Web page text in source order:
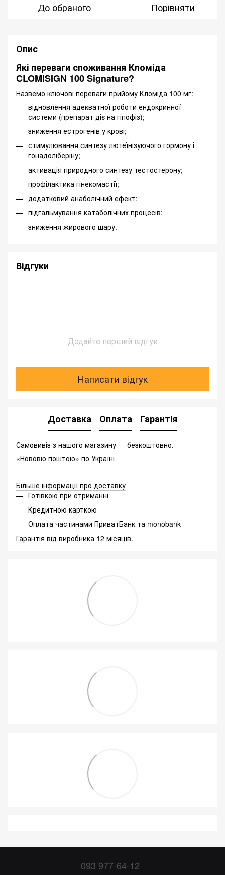
До обраного Порівняти
Опис
Які переваги споживання Кломіда
CLOMISIGN 100 Signature?
Назвемо ключові переваги прийому Кломіда 100 мг:
відновлення адекватної роботи ендокринної
системи (препарат діє на гіпофіз);
зниження естрогенів у крові;
стимулювання синтезу лютеїнізуючого гормону і
гонадоліберіну;
активація природного синтезу тестостерону;
профілактика гінекомастії;
додатковий анаболічний ефект;
підгальмування катаболічних процесів;
зниження жирового шару.
Відгуки
Додайте перший відгук
Написати відгук
Доставка Оплата Гарантія
Самовивіз з нашого магазину — безкоштовно.
«Нововю поштою» по Україні
Більше інформації про доставку
Готівкою при отриманні
Кредитною карткою
Оплата частинами ПриватБанк та monobank
Гарантія від виробника 12 місяців.
093 977-64-12